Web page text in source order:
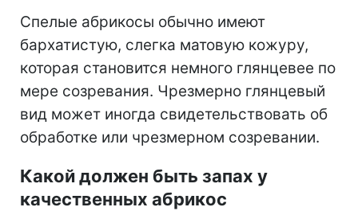
Спелые абрикосы обычно имеют
бархатистую, слегка матовую кожуру,
которая становится немного глянцевее по
мере созревания. Чрезмерно глянцевый
вид может иногда свидетельствовать об
обработке или чрезмерном созревании.
Какой должен быть запах у
качественных абрикос